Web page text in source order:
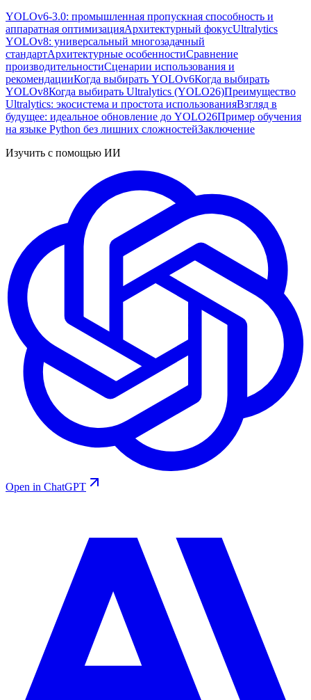
YOLOv6-3.0: промышленная пропускная способность и
аппаратная оптимизацияАрхитектурный фокусUltralytics
YOLOv8: универсальный многозадачный
стандартАрхитектурные особенностиСравнение
производительностиСценарии использования и
рекомендацииКогда выбирать YOLOv6Когда выбирать
YOLOv8Когда выбирать Ultralytics (YOLO26)Преимущество
Ultralytics: экосистема и простота использованияВзгляд в
будущее: идеальное обновление до YOLO26Пример обучения
на языке Python без лишних сложностейЗаключение
Изучить с помощью ИИ
Open in ChatGPT